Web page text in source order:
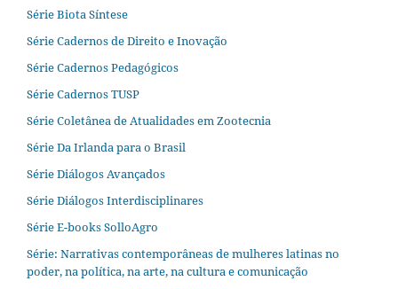
Série Biota Síntese
Série Cadernos de Direito e Inovação
Série Cadernos Pedagógicos
Série Cadernos TUSP
Série Coletânea de Atualidades em Zootecnia
Série Da Irlanda para o Brasil
Série Diálogos Avançados
Série Diálogos Interdisciplinares
Série E-books SolloAgro
Série: Narrativas contemporâneas de mulheres latinas no
poder, na política, na arte, na cultura e comunicação